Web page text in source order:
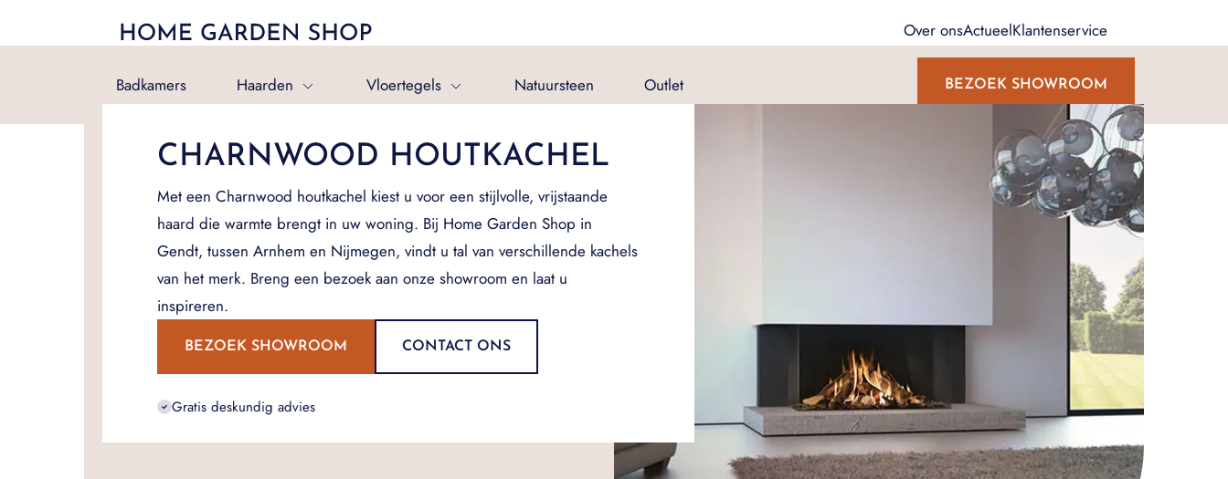
Over onsActueelKlantenservice
Badkamers Haarden Vloertegels Natuursteen Outlet BEZOEK SHOWROOM
CHARNWOOD HOUTKACHEL
Met een Charnwood houtkachel kiest u voor een stijlvolle, vrijstaande
haard die warmte brengt in uw woning. Bij Home Garden Shop in
Gendt, tussen Arnhem en Nijmegen, vindt u tal van verschillende kachels
van het merk. Breng een bezoek aan onze showroom en laat u
inspireren.
BEZOEK SHOWROOM CONTACT ONS
Gratis deskundig advies